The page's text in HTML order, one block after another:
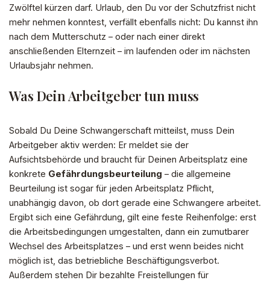
Zwölftel kürzen darf. Urlaub, den Du vor der Schutzfrist nicht
mehr nehmen konntest, verfällt ebenfalls nicht: Du kannst ihn
nach dem Mutterschutz – oder nach einer direkt
anschließenden Elternzeit – im laufenden oder im nächsten
Urlaubsjahr nehmen.
Was Dein Arbeitgeber tun muss
Sobald Du Deine Schwangerschaft mitteilst, muss Dein
Arbeitgeber aktiv werden: Er meldet sie der
Aufsichtsbehörde und braucht für Deinen Arbeitsplatz eine
konkrete Gefährdungsbeurteilung – die allgemeine
Beurteilung ist sogar für jeden Arbeitsplatz Pflicht,
unabhängig davon, ob dort gerade eine Schwangere arbeitet.
Ergibt sich eine Gefährdung, gilt eine feste Reihenfolge: erst
die Arbeitsbedingungen umgestalten, dann ein zumutbarer
Wechsel des Arbeitsplatzes – und erst wenn beides nicht
möglich ist, das betriebliche Beschäftigungsverbot.
Außerdem stehen Dir bezahlte Freistellungen für